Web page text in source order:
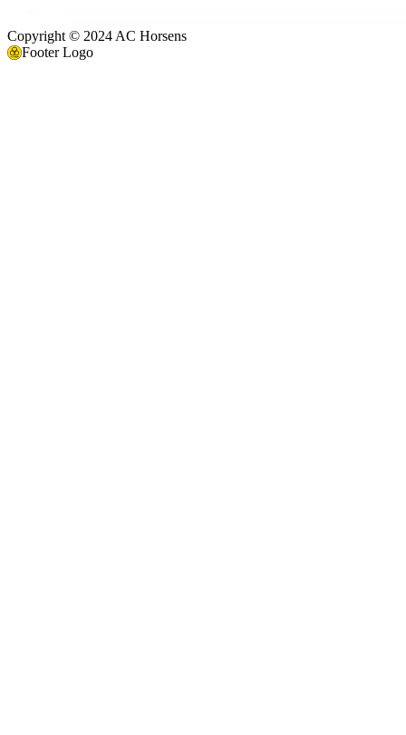
Copyright © 2024 AC Horsens
Footer Logo